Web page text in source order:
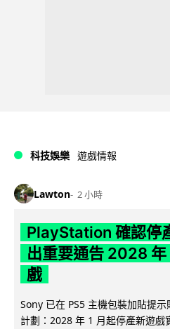
科技娛樂 遊戲情報
Lawton 2 小時
PlayStation 確認停
出重要通告 2028 年
戲
Sony 已在 PS5 主機包裝加貼提
計劃：2028 年 1 月起停產新遊戲